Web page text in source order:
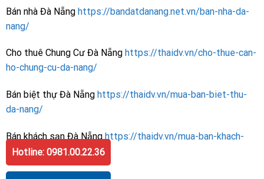
Bán nhà Đà Nẵng https://bandatdanang.net.vn/ban-nha-da-
nang/
Cho thuê Chung Cư Đà Nẵng https://thaidv.vn/cho-thue-can-
ho-chung-cu-da-nang/
Bán biệt thự Đà Nẵng https://thaidv.vn/mua-ban-biet-thu-
da-nang/
Bán khách sạn Đà Nẵnghttps://thaidv.vn/mua-ban-khach-
san-da-nang/
Hotline: 0981.00.22.36